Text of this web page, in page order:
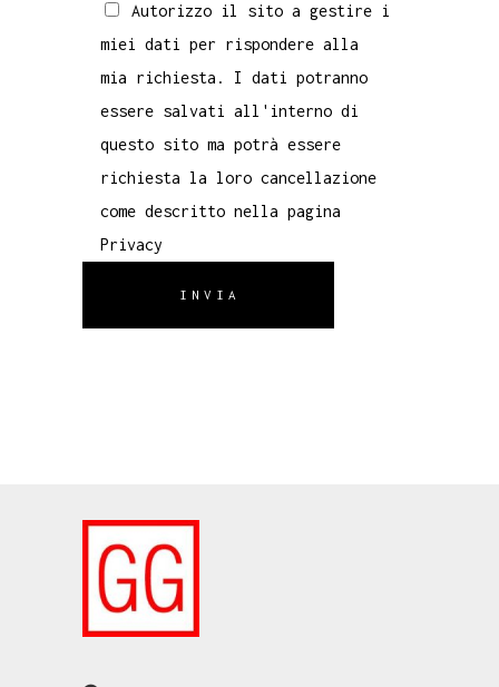
Autorizzo il sito a gestire i
miei dati per rispondere alla
mia richiesta. I dati potranno
essere salvati all'interno di
questo sito ma potrà essere
richiesta la loro cancellazione
come descritto nella pagina
Privacy
INVIA